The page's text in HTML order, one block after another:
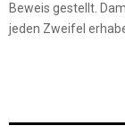
Beweis gestellt.
jeden Zweifel